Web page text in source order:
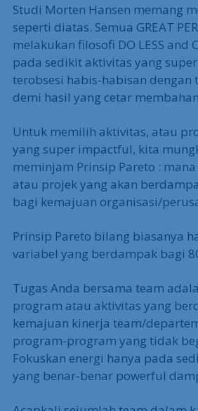
Studi Morten Hansen memang
seperti diatas. Semua GREAT
melakukan filosofi DO LESS and
pada sedikit aktivitas yang
terobsesi habis-habisan dengan
demi hasil yang cetar
Untuk memilih aktivitas, atau
yang super impactful, kita
meminjam Prinsip Pareto :
atau projek yang akan
bagi kemajuan organisasi/
Prinsip Pareto bilang biasanya
variabel yang berdampak bagi
Tugas Anda bersama team
program atau aktivitas yang
kemajuan kinerja team/
program-program yang tidak
Fokuskan energi hanya pada
yang benar-benar powerful